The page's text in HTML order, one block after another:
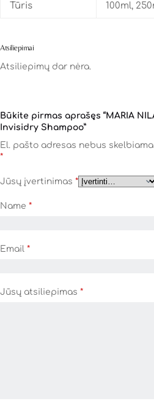
Tūris 100ml,
Atsiliepimai
Atsiliepimų dar nėra.
Būkite pirmas aprašęs “MARIA
Invisidry Shampoo”
El. pašto adresas nebus
*
Jūsų įvertinimas *
Name *
Email *
Jūsų atsiliepimas *